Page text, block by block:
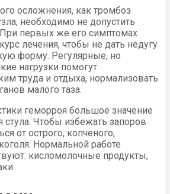
осложнения, как тромбоз
необходимо не допустить
первых же его симптомах
лечения, чтобы не дать недугу
форму. Регулярные, но
нагрузки помогут
труда и отдыха, нормализовать
малого таза.
геморроя большое значение
стула. Чтобы избежать запоров
от острого, копченого,
Нормальной работе
кисломолочные продукты,